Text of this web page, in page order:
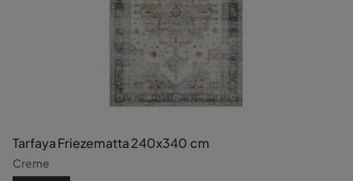
Tarfaya Friezematta 240x340 cm
Creme